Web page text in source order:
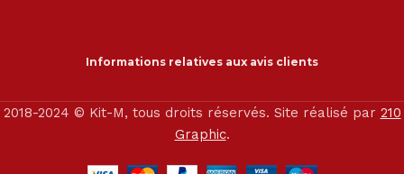
Informations relatives aux avis clients
2018-2024 © Kit-M, tous droits réservés. Site réalisé par 210
Graphic.